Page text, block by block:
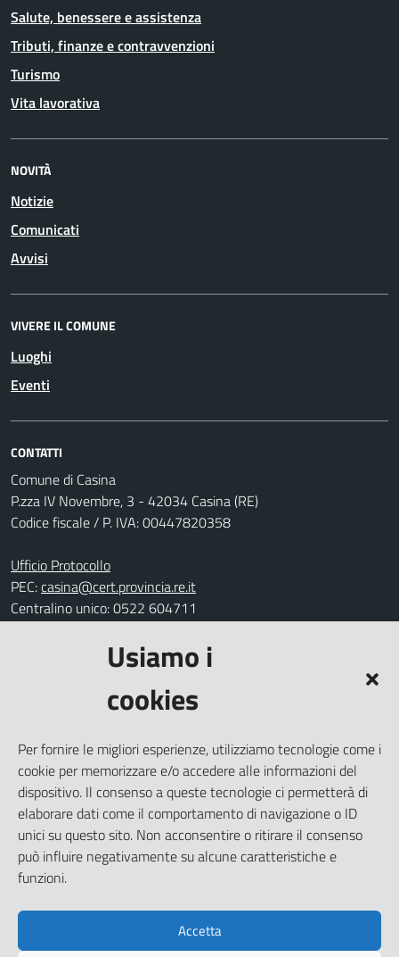
Usiamo i
cookies
Per fornire le migliori esperienze, utilizziamo tecnologie come i
cookie per memorizzare e/o accedere alle informazioni del
dispositivo. Il consenso a queste tecnologie ci permetterà di
elaborare dati come il comportamento di navigazione o ID
unici su questo sito. Non acconsentire o ritirare il consenso
può influire negativamente su alcune caratteristiche e
funzioni.
Accetta
Salute, benessere e assistenza
Tributi, finanze e contravvenzioni
Turismo
Vita lavorativa
NOVITÀ
Notizie
Comunicati
Avvisi
VIVERE IL COMUNE
Luoghi
Eventi
CONTATTI
Comune di Casina
P.zza IV Novembre, 3 - 42034 Casina (RE)
Codice fiscale / P. IVA: 00447820358
Ufficio Protocollo
PEC:casina@cert.provincia.re.it
Centralino unico: 0522 604711
Segnalazione disservizio
Amministrazione trasparente
Informativa privacy
Note legali
Dichiarazione di accessibilità
Piano di miglioramento del sito
SEGUICI SU